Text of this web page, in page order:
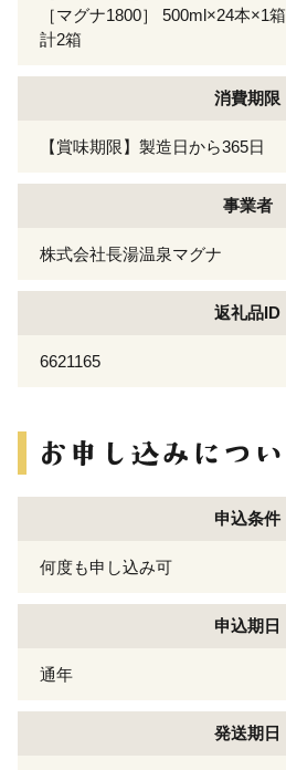
［マグナ1800］ 500ml×24本×1箱
計2箱
消費期限
【賞味期限】製造日から365日
事業者
株式会社長湯温泉マグナ
返礼品ID
6621165
申込条件
何度も申し込み可
申込期日
通年
発送期日